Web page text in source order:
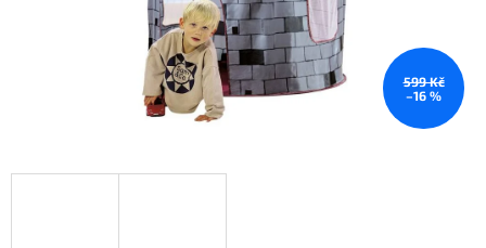
599 Kč
–16 %